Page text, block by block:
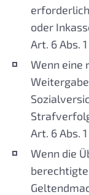
oder
Art. 6 Abs.
Wenn eine
Art. 6 Abs.
Wenn die